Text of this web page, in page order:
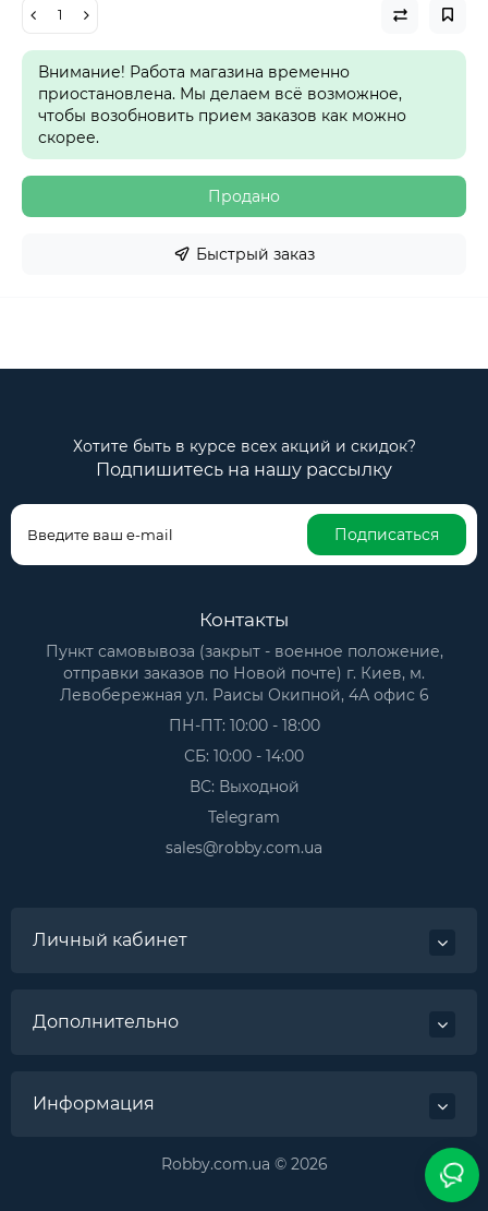
Внимание! Работа магазина временно
приостановлена. Мы делаем всё возможное,
чтобы возобновить прием заказов как можно
скорее.
Продано
Быстрый заказ
Хотите быть в курсе всех акций и скидок?
Подпишитесь на нашу рассылку
Подписаться
Контакты
Пункт самовывоза (закрыт - военное положение,
отправки заказов по Новой почте) г. Киев, м.
Левобережная ул. Раисы Окипной, 4А офис 6
ПН-ПТ: 10:00 - 18:00
СБ: 10:00 - 14:00
ВС: Выходной
Telegram
sales@robby.com.ua
Личный кабинет
Дополнительно
Информация
Robby.com.ua © 2026